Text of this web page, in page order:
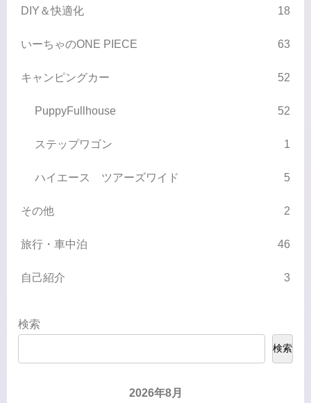
DIY＆快適化 18
いーちゃのONE PIECE 63
キャンピングカー 52
PuppyFullhouse 52
ステップワゴン 1
ハイエース ツアーズワイド 5
その他 2
旅行・車中泊 46
自己紹介 3
検索
検索
2026年8月